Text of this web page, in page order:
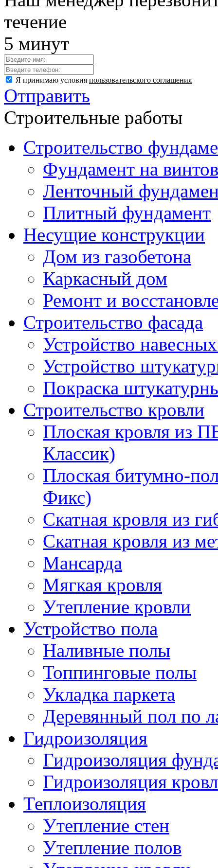
течение
5 минут
Я принимаю условия пользовательского соглашения
Отправить
Строительные работы
Строительство
Фундамент на
Ленточный
Плитный фундамент
Несущие конструкции
Дом из газобетона
Каркасный дом
Ремонт и
Строительство фасада
Устройство
Устройство
Покраска
Строительство кровли
Плоская кровля из
Классик)
Плоская битумно-
Фикс)
Скатная кровля из
Скатная кровля из
Мансарда
Мягкая кровля
Утепление кровли
Устройство пола
Наливные полы
Топпинговые полы
Укладка паркета
Деревянный пол по
Гидроизоляция
Гидроизоляция
Гидроизоляция
Теплоизоляция
Утепление стен
Утепление полов